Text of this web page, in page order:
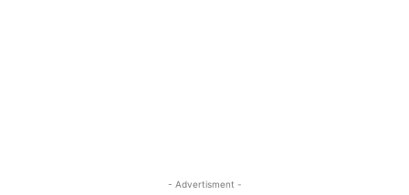
- Advertisment -